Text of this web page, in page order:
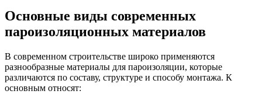
Основные виды современных
пароизоляционных материалов
В современном строительстве широко применяются
разнообразные материалы для пароизоляции, которые
различаются по составу, структуре и способу монтажа. К
основным относят: